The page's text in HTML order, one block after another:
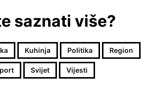
saznati više?
Kuhinja Politika Region
Svijet Vijesti